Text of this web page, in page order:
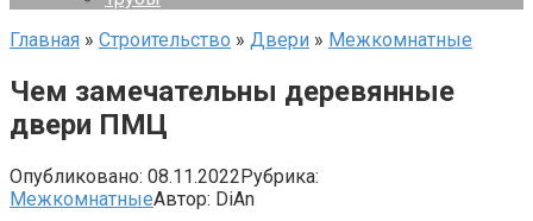
Главная » Строительство » Двери » Межкомнатные
Чем замечательны деревянные
двери ПМЦ
Опубликовано: 08.11.2022Рубрика:
МежкомнатныеАвтор: DiAn